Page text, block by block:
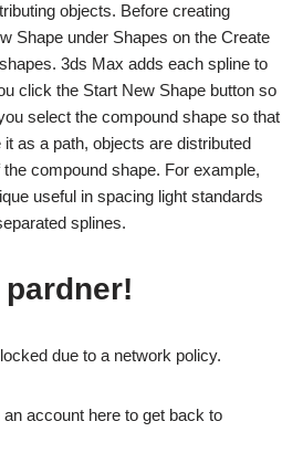
objects. Before creating
Shape under Shapes on the Create
3ds Max adds each spline to
click the Start New Shape button so
select the compound shape so that
as a path, objects are distributed
compound shape. For example,
useful in spacing light standards
splines.
due to a network policy.
account here to get back to